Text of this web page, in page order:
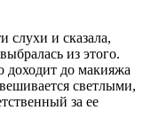
слухи и сказала,
из этого.
доходит до макияжа
светлыми,
за ее